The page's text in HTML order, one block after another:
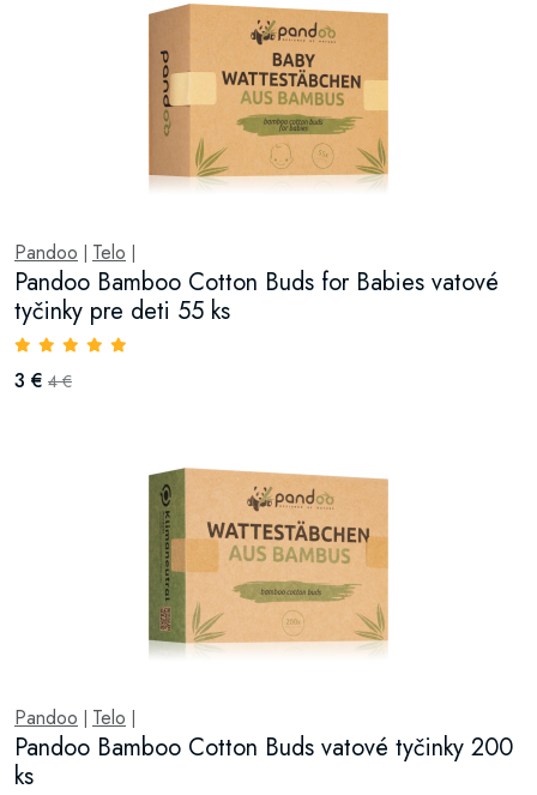
Pandoo Telo
Pandoo Bamboo Cotton Buds for Babies vatové
tyčinky pre deti 55 ks
3 € 4 €
Pandoo Telo
Pandoo Bamboo Cotton Buds vatové tyčinky 200
ks